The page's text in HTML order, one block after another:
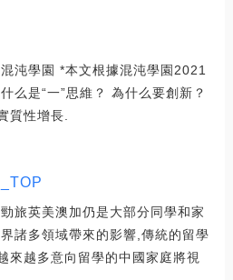
沌學園 *本文根據混沌學園2021
么是“一”思維？ 為什么要創新？
質性增長.
英美澳加仍是大部分同學和家
諸多領域帶來的影響,傳統的留學
來越多意向留學的中國家庭將視